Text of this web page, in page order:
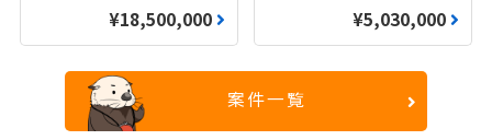
¥18,500,000 ¥5,030,000
案件一覧